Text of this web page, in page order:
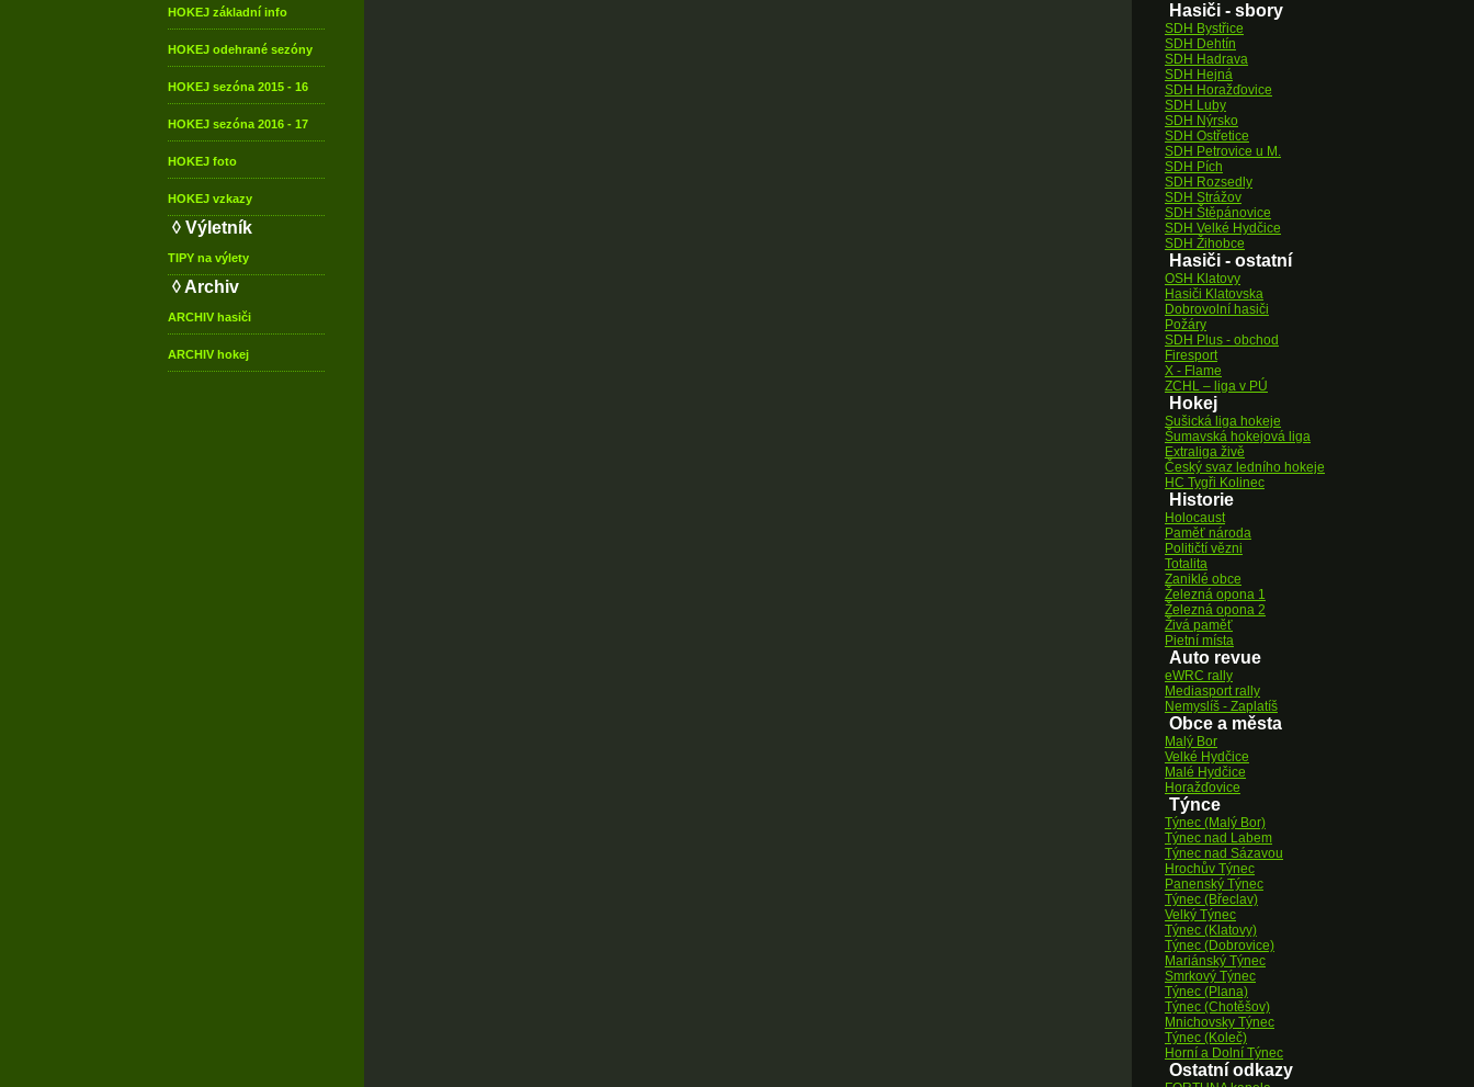
HOKEJ základní info
HOKEJ odehrané sezóny
HOKEJ sezóna 2015 - 16
HOKEJ sezóna 2016 - 17
HOKEJ foto
HOKEJ vzkazy
◊ Výletník
TIPY na výlety
◊ Archiv
ARCHIV hasiči
ARCHIV hokej
Hasiči - sbory
SDH Bystřice
SDH Dehtín
SDH Hadrava
SDH Hejná
SDH Horažďovice
SDH Luby
SDH Nýrsko
SDH Ostřetice
SDH Petrovice u M.
SDH Pích
SDH Rozsedly
SDH Strážov
SDH Štěpánovice
SDH Velké Hydčice
SDH Žihobce
Hasiči - ostatní
OSH Klatovy
Hasiči Klatovska
Dobrovolní hasiči
Požáry
SDH Plus - obchod
Firesport
X - Flame
ZCHL – liga v PÚ
Hokej
Sušická liga hokeje
Šumavská hokejová liga
Extraliga živě
Český svaz ledního hokeje
HC Tygři Kolinec
Historie
Holocaust
Paměť národa
Političtí vězni
Totalita
Zaniklé obce
Železná opona 1
Železná opona 2
Živá paměť
Pietní místa
Auto revue
eWRC rally
Mediasport rally
Nemyslíš - Zaplatíš
Obce a města
Malý Bor
Velké Hydčice
Malé Hydčice
Horažďovice
Týnce
Týnec (Malý Bor)
Týnec nad Labem
Týnec nad Sázavou
Hrochův Týnec
Panenský Týnec
Týnec (Břeclav)
Velký Týnec
Týnec (Klatovy)
Týnec (Dobrovice)
Mariánský Týnec
Smrkový Týnec
Týnec (Plana)
Týnec (Chotěšov)
Mnichovsky Týnec
Týnec (Koleč)
Horní a Dolní Týnec
Ostatní odkazy